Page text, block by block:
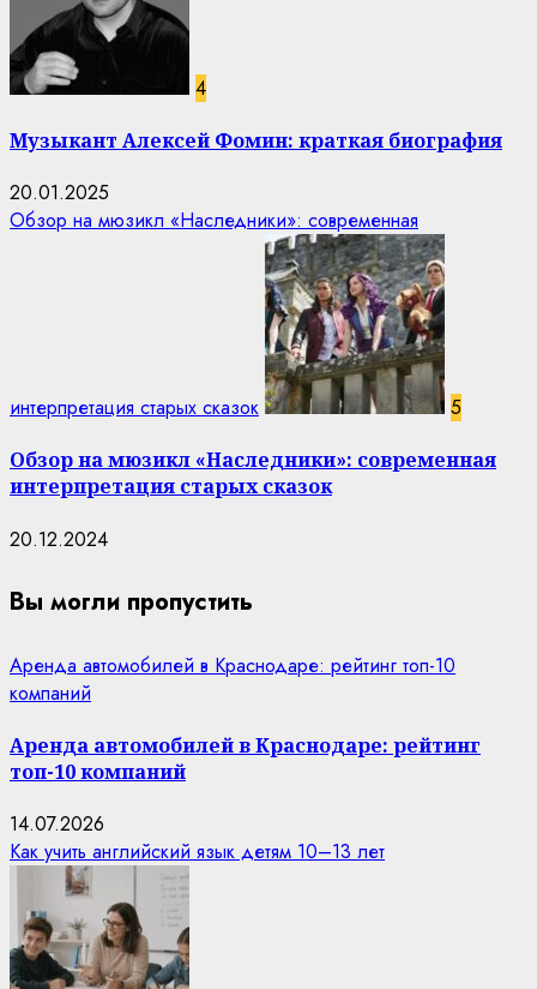
4
Музыкант Алексей Фомин: краткая биография
20.01.2025
Обзор на мюзикл «Наследники»: современная
интерпретация старых сказок 5
Обзор на мюзикл «Наследники»: современная
интерпретация старых сказок
20.12.2024
Вы могли пропустить
Аренда автомобилей в Краснодаре: рейтинг топ-10
компаний
Аренда автомобилей в Краснодаре: рейтинг
топ-10 компаний
14.07.2026
Как учить английский язык детям 10–13 лет